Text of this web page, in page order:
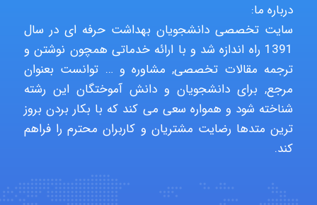
abolfazlkoshehe
abolfazlkoshehe
درباره ما:
سایت تخصصی دانشجویان بهداشت حرفه ای در سال
1391 راه اندازه شد و با ارائه خدماتی همچون نوشتن و
ترجمه مقالات تخصصی, مشاوره و … توانست بعنوان
مرجع, برای دانشجویان و دانش آموختگان این رشته
شناخته شود و همواره سعی می کند که با بکار بردن بروز
ترین متدها رضایت مشتریان و کاربران محترم را فراهم
کند.